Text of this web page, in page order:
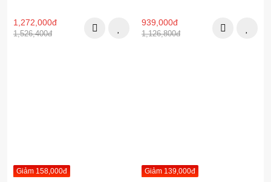
1,272,000đ
1,526,400đ
939,000đ
1,126,800đ
Giảm 158,000đ Giảm 139,000đ